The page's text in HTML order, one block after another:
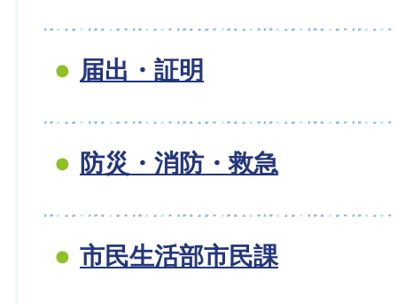
届出・証明
防災・消防・救急
市民生活部市民課